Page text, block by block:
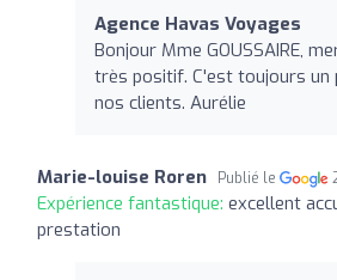
Agence Havas Voyages
Bonjour Mme GOUSSAIRE,
très positif. C'est toujours un
nos clients. Aurélie
Marie-louise Roren Publié le
Expérience fantastique: excellent
prestation